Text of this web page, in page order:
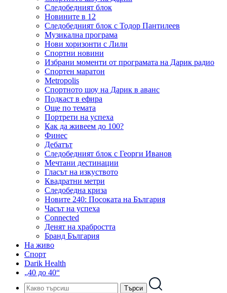
Следобедният блок
Новините в 12
Следобедният блок с Тодор Пантилеев
Музикална програма
Нови хоризонти с Лили
Спортни новини
Избрани моменти от програмата на Дарик радио
Спортен маратон
Metropolis
Спортното шоу на Дарик в аванс
Подкаст в ефира
Още по темата
Портрети на успеха
Как да живеем до 100?
Финес
Дебатът
Следобедният блок с Георги Иванов
Мечтани дестинации
Гласът на изкуството
Квадратни метри
Следобедна криза
Новите 240: Посоката на България
Часът на успеха
Connected
Денят на храбростта
Бранд България
На живо
Спорт
Darik Health
„40 до 40“